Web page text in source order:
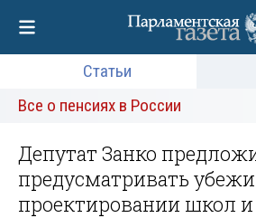
Статьи
Все о пенсиях в России
Депутат Занко
предусматривать
проектировании школ и